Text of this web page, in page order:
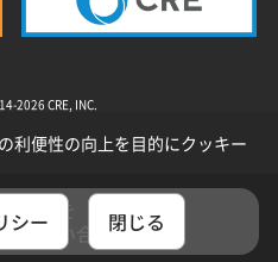
物件を
お問い合わせ
2026 CRE, INC.
利便性の向上を目的にクッキー
シー 閉じる